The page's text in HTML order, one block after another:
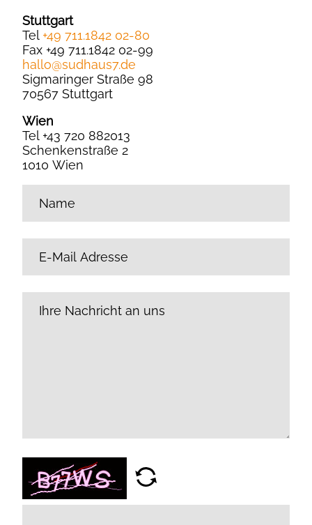
Stuttgart
Tel +49 711.1842 02-80
Fax +49 711.1842 02-99
hallo@sudhaus7.de
Sigmaringer Straße 98
70567 Stuttgart
Wien
Tel +43 720 882013
Schenkenstraße 2
1010 Wien